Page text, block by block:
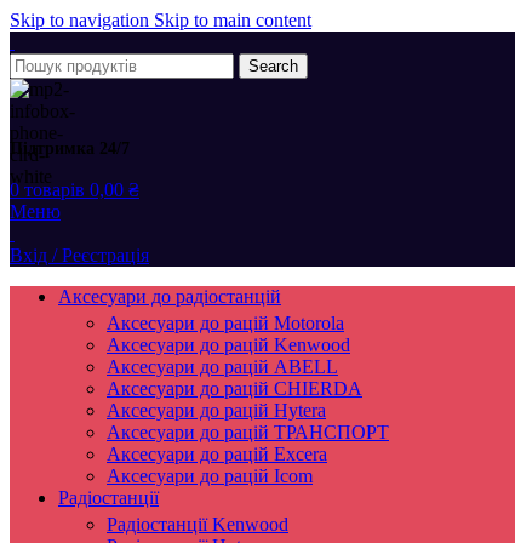
Skip to navigation Skip to main content
Search
Підтримка 24/7
0 товарів 0,00 ₴
Меню
Вхід / Реєстрація
Аксесуари до радіостанцій
Аксесуари до рацій Motorola
Аксесуари до рацій Kenwood
Аксесуари до рацій ABELL
Аксесуари до рацій CHIERDA
Аксесуари до рацій Hytera
Аксесуари до рацій ТРАНСПОРТ
Аксесуари до рацій Excera
Аксесуари до рацій Icom
Радіостанції
Радіостанції Kenwood